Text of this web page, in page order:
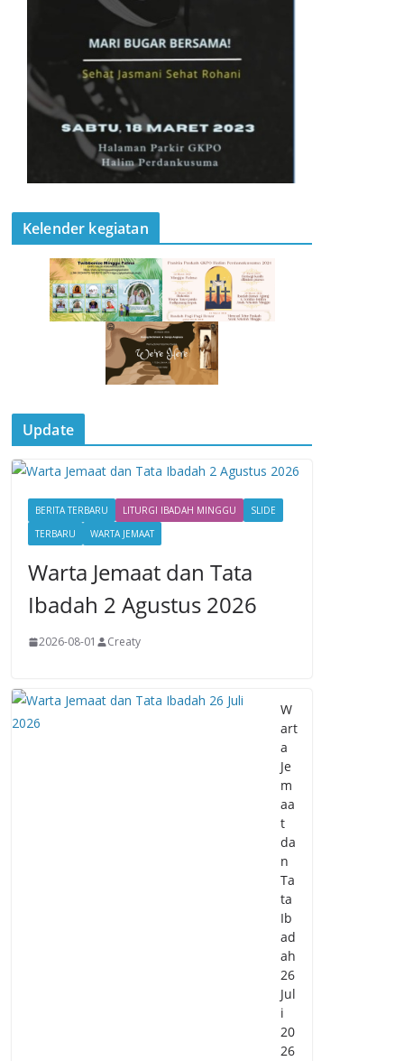
Kelender kegiatan
Update
BERITA TERBARU LITURGI IBADAH MINGGU
SLIDE
TERBARU
WARTA JEMAAT
Warta Jemaat dan Tata
Ibadah 2 Agustus 2026
2026-08-01 Creaty
W
art
a
Je
m
aa
t
da
n
Ta
ta
Ib
ad
ah
26
Jul
i
20
26